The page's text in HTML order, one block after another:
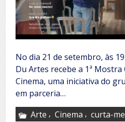
No dia 21 de setembro, às
Du Artes recebe a 1ª
Cinema, uma iniciativa do
em parceria…
Arte , Cinema , curta-